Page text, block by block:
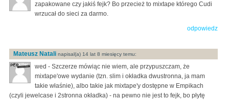
zapakowane czy jakiś fejk? Bo przecież to mixtape którego Cudi
wrzucał do sieci za darmo.
odpowiedz
Mateusz Natali napisal(a) 14 lat 8 miesięcy temu:
wed - Szczerze mówiąc nie wiem, ale przypuszczam, że
mixtape'owe wydanie (tzn. slim i okładka dwustronna, ja mam
takie właśnie), albo takie jak mixtape'y dostępne w Empikach
(czyli jewelcase i 2stronna okładka) - na pewno nie jest to fejk, bo płytę